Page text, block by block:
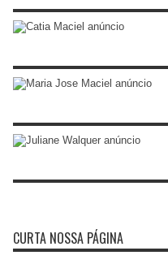
CURTA NOSSA PÁGINA